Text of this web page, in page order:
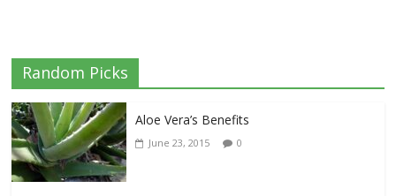
Random Picks
Aloe Vera’s Benefits
June 23, 2015 0